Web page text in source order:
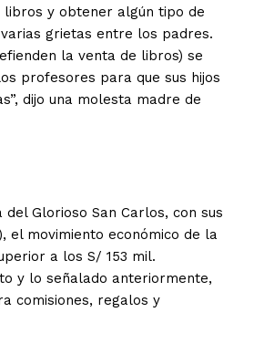
libros y obtener algún tipo de
grietas entre los padres.
la venta de libros) se
profesores para que sus hijos
dijo una molesta madre de
Glorioso San Carlos, con sus
el movimiento económico de la
a los S/ 153 mil.
y lo señalado anteriormente,
comisiones, regalos y